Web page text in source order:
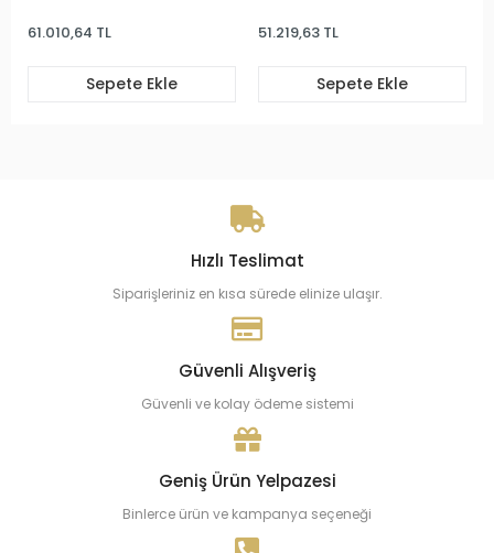
61.010,64 TL
Sepete Ekle
51.219,63 TL
Sepete Ekle
Hızlı Teslimat
Siparişleriniz en kısa sürede elinize ulaşır.
Güvenli Alışveriş
Güvenli ve kolay ödeme sistemi
Geniş Ürün Yelpazesi
Binlerce ürün ve kampanya seçeneği